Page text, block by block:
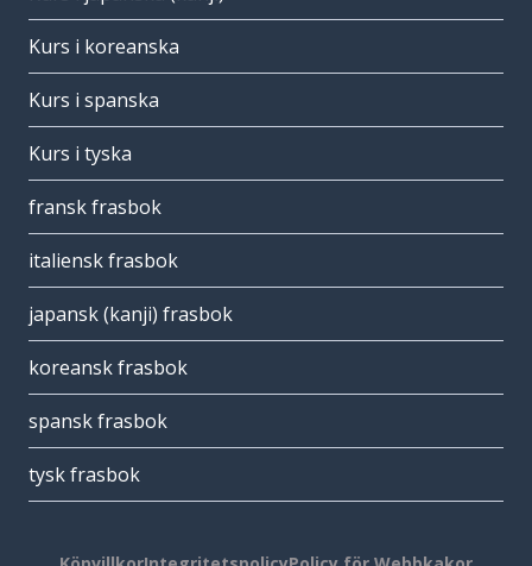
Kurs i koreanska
Kurs i spanska
Kurs i tyska
fransk frasbok
italiensk frasbok
japansk (kanji) frasbok
koreansk frasbok
spansk frasbok
tysk frasbok